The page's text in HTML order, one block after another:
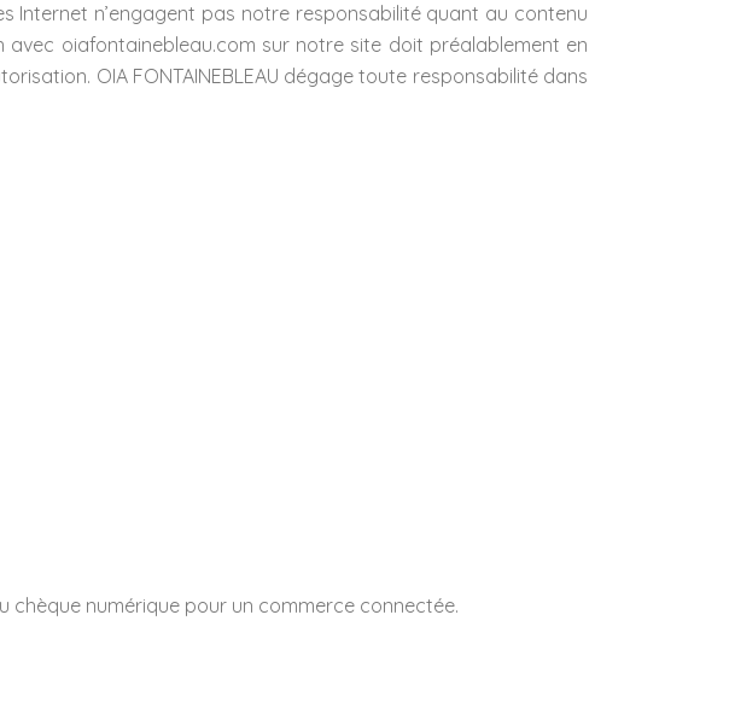
Internet n’engagent pas notre responsabilité quant au contenu
oiafontainebleau.com sur notre site doit préalablement en
OIA FONTAINEBLEAU dégage toute responsabilité dans
chèque numérique pour un commerce connectée.